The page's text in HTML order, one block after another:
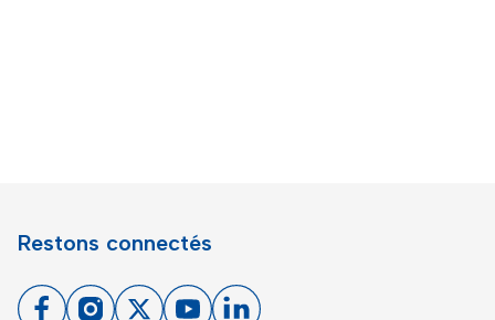
Restons connectés
FacebookInstagram
X YoutubeLinkedin